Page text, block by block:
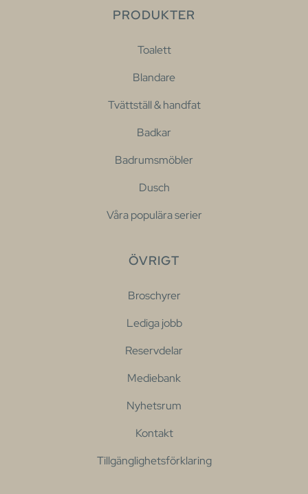
PRODUKTER
Toalett
Blandare
Tvättställ & handfat
Badkar
Badrumsmöbler
Dusch
Våra populära serier
ÖVRIGT
Broschyrer
Lediga jobb
Reservdelar
Mediebank
Nyhetsrum
Kontakt
Tillgänglighetsförklaring